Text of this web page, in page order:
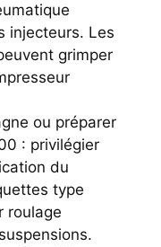
injecteurs. Les
grimper
ou préparer
: privilégier
du
type
roulage